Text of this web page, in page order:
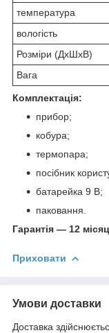
температура
вологість
Розміри (ДхШхВ)
Вага
Комплектація:
прибор;
кобура;
термопара;
посібник
батарейка 9 В;
паковання.
Гарантія — 12
Приховати
Умови доставки
Доставка